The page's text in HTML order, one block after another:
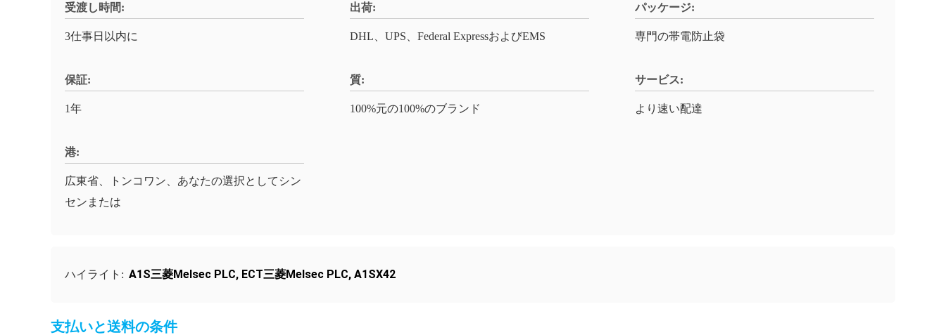
受渡し時間:
3仕事日以内に
出荷:
DHL、UPS、Federal ExpressおよびEMS
パッケージ:
専門の帯電防止袋
保証:
1年
質:
100%元の100%のブランド
サービス:
より速い配達
港:
広東省、トンコワン、あなたの選択としてシン
センまたは
ハイライト: A1S三菱Melsec PLC, ECT三菱Melsec PLC, A1SX42
支払いと送料の条件